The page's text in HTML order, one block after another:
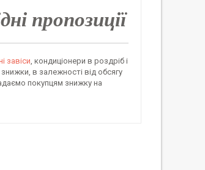
пропозиції
завіси, кондиціонери в роздріб і
в залежності від обсягу
покупцям знижку на